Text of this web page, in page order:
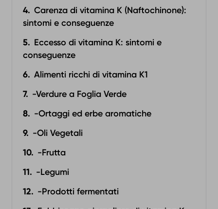
Carenza di vitamina K (Naftochinone):
sintomi e conseguenze
Eccesso di vitamina K: sintomi e
conseguenze
Alimenti ricchi di vitamina K1
-Verdure a Foglia Verde
-Ortaggi ed erbe aromatiche
-Oli Vegetali
-Frutta
-Legumi
-Prodotti fermentati